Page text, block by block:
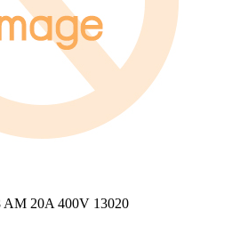
20A 400V 13020